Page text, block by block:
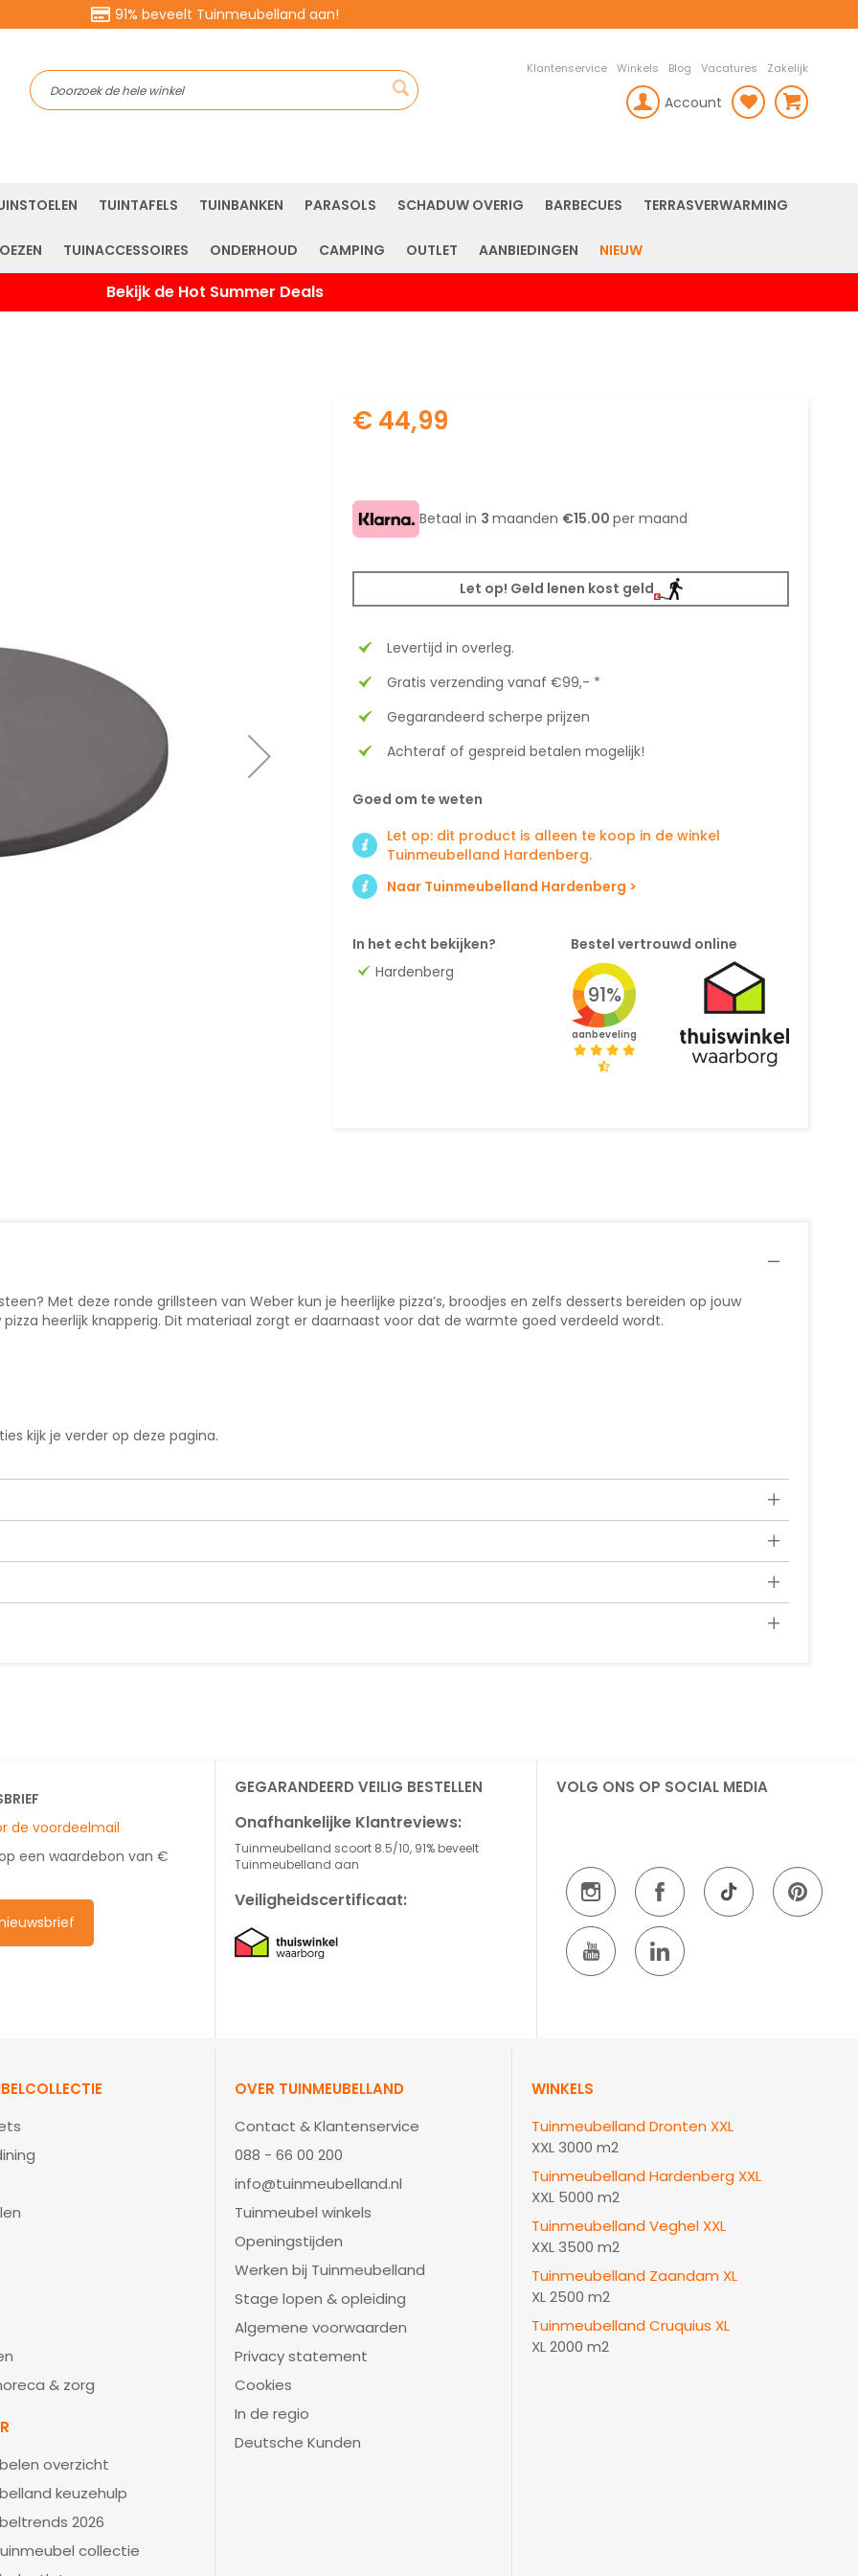
91% beveelt Tuinmeubelland aan!
Search
Klantenservice Winkels Blog Vacatures Zakelijk
Account
TUINTAFELS TUINBANKEN PARASOLS SCHADUW OVERIG BARBECUES TERRASVERWARMING
TUINACCESSOIRES ONDERHOUD CAMPING OUTLET AANBIEDINGEN NIEUW
Bekijk de Hot Summer Deals
€ 44,99
Betaal in 3 maanden €15.00 per maand
Let op! Geld lenen kost geld
Levertijd in overleg.
Gratis verzending vanaf €99,- *
Gegarandeerd scherpe prijzen
Achteraf of gespreid betalen mogelijk!
Goed om te weten
Let op: dit product is alleen te koop in de winkel
Tuinmeubelland Hardenberg.
Naar Tuinmeubelland Hardenberg >
In het echt bekijken?
Hardenberg
Bestel vertrouwd online
91%
aanbeveling
Met deze ronde grillsteen van Weber kun je heerlijke pizza’s, broodjes en zelfs desserts bereiden op jouw
heerlijk knapperig. Dit materiaal zorgt er daarnaast voor dat de warmte goed verdeeld wordt.
kijk je verder op deze pagina.
de voordeelmail
een waardebon van €
GEGARANDEERD VEILIG BESTELLEN
Onafhankelijke Klantreviews:
Tuinmeubelland scoort 8.5/10, 91% beveelt
Tuinmeubelland aan
Veiligheidscertificaat:
VOLG ONS OP SOCIAL MEDIA
& zorg
overzicht
keuzehulp
2026
collectie
OVER TUINMEUBELLAND
Contact & Klantenservice
088 - 66 00 200
info@tuinmeubelland.nl
Tuinmeubel winkels
Openingstijden
Werken bij Tuinmeubelland
Stage lopen & opleiding
Algemene voorwaarden
Privacy statement
Cookies
In de regio
Deutsche Kunden
WINKELS
Tuinmeubelland Dronten XXL
XXL 3000 m2
Tuinmeubelland Hardenberg XXL
XXL 5000 m2
Tuinmeubelland Veghel XXL
XXL 3500 m2
Tuinmeubelland Zaandam XL
XL 2500 m2
Tuinmeubelland Cruquius XL
XL 2000 m2